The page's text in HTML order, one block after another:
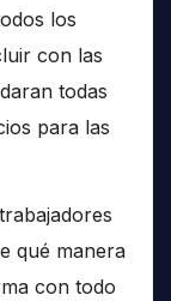
los
con las
todas
para las
qué manera
con todo